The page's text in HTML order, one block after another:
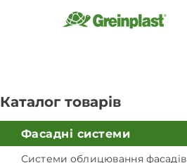
Каталог товарів
Фасадні системи
Системи облицювання фасадів